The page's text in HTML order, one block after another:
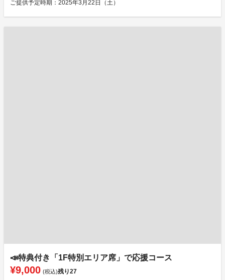
ご提供予定時期：2025年3月22日（土）
📣特典付き「1F特別エリア席」で応援コース
¥9,000 (税込)残り27